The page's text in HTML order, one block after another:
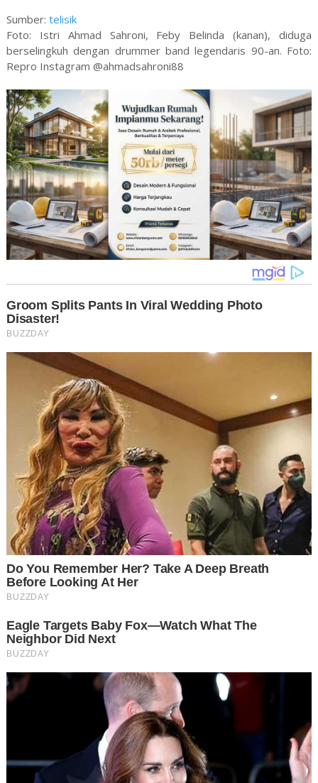
Sumber: telisik
Foto: Istri Ahmad Sahroni, Feby Belinda (kanan), diduga
berselingkuh dengan drummer band legendaris 90-an. Foto:
Repro Instagram @ahmadsahroni88